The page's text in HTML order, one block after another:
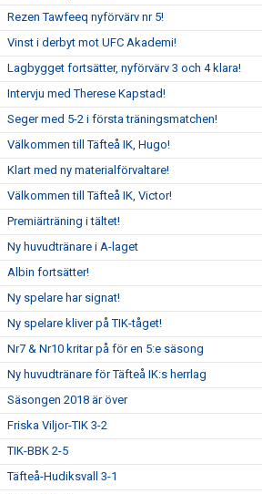
Rezen Tawfeeq nyförvärv nr 5!
Vinst i derbyt mot UFC Akademi!
Lagbygget fortsätter, nyförvärv 3 och 4 klara!
Intervju med Therese Kapstad!
Seger med 5-2 i första träningsmatchen!
Välkommen till Täfteå IK, Hugo!
Klart med ny materialförvaltare!
Välkommen till Täfteå IK, Victor!
Premiärträning i tältet!
Ny huvudtränare i A-laget
Albin fortsätter!
Ny spelare har signat!
Ny spelare kliver på TIK-tåget!
Nr7 & Nr10 kritar på för en 5:e säsong
Ny huvudtränare för Täfteå IK:s herrlag
Säsongen 2018 är över
Friska Viljor-TIK 3-2
TIK-BBK 2-5
Täfteå-Hudiksvall 3-1